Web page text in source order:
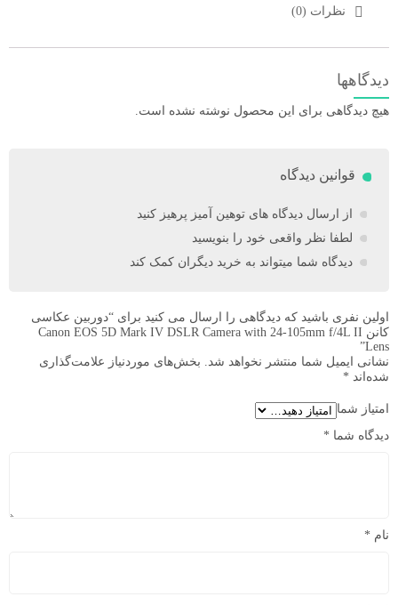
نظرات (0)
دیدگاهها
هیچ دیدگاهی برای این محصول نوشته نشده است.
قوانین دیدگاه
از ارسال دیدگاه های توهین آمیز پرهیز کنید
لطفا نظر واقعی خود را بنویسید
دیدگاه شما میتواند به خرید دیگران کمک کند
اولین نفری باشید که دیدگاهی را ارسال می کنید برای “دوربین عکاسی
کانن Canon EOS 5D Mark IV DSLR Camera with 24-105mm f/4L II
Lens”
نشانی ایمیل شما منتشر نخواهد شد. بخش‌های موردنیاز علامت‌گذاری
شده‌اند *
امتیاز شما
دیدگاه شما *
نام *